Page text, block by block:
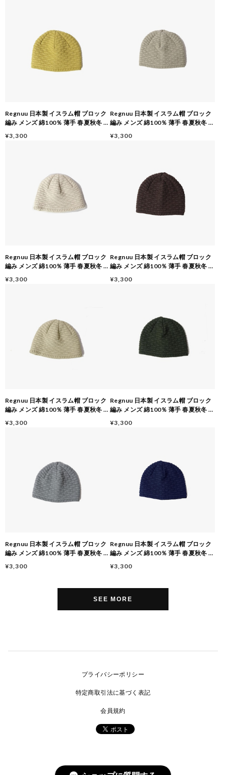
Regnuu 日本製 イスラム帽 ブロック
編み メンズ 綿100％ 薄手 春夏秋冬 オ
用・ケア用 ギフト対応
¥3,300
Regnuu 日本製 イスラム帽 ブロック
編み メンズ 綿100％ 薄手 春夏秋冬 オ
用・ケア用 ギフト対応
¥3,300
Regnuu 日本製 イスラム帽 ブロック
編み メンズ 綿100％ 薄手 春夏秋冬 オ
用・ケア用 ギフト対応
¥3,300
Regnuu 日本製 イスラム帽 ブロック
編み メンズ 綿100％ 薄手 春夏秋冬 オ
用・ケア用 ギフト対応
¥3,300
Regnuu 日本製 イスラム帽 ブロック
編み メンズ 綿100％ 薄手 春夏秋冬 オ
用・ケア用 ギフト対応
¥3,300
Regnuu 日本製 イスラム帽 ブロック
編み メンズ 綿100％ 薄手 春夏秋冬 オ
用・ケア用 ギフト対応
¥3,300
Regnuu 日本製 イスラム帽 ブロック
編み メンズ 綿100％ 薄手 春夏秋冬 オ
用・ケア用 ギフト対応
¥3,300
Regnuu 日本製 イスラム帽 ブロック
編み メンズ 綿100％ 薄手 春夏秋冬 オ
用・ケア用 ギフト対応
¥3,300
SEE MORE
プライバシーポリシー
特定商取引法に基づく表記
会員規約